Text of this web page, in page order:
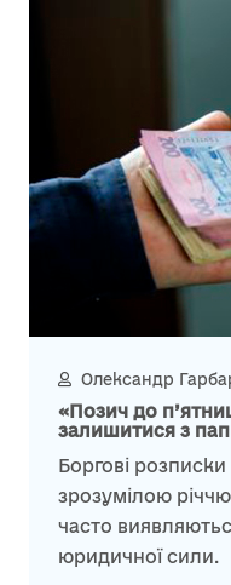
Олександр
«Позич до
залишитися з
Боргові
зрозумілою
часто
юридичної сили.